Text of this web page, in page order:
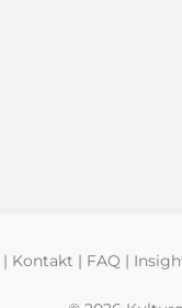
| Kontakt | FAQ |